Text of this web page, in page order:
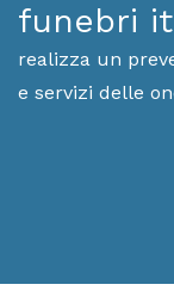
funebri
realizza un
e servizi delle